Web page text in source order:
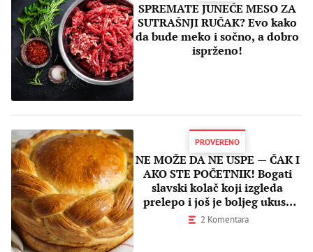
SPREMATE JUNEĆE MESO ZA
SUTRAŠNJI RUČAK? Evo kako
da bude meko i sočno, a dobro
isprženo!
PROVERENO
NE MOŽE DA NE USPE — ČAK I
AKO STE POČETNIK! Bogati
slavski kolač koji izgleda
prelepo i još je boljeg ukusa
(RECEPT)
2 Komentara